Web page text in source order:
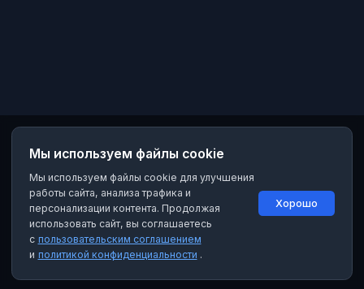
Мы используем файлы cookie
Мы используем файлы cookie для улучшения
работы сайта, анализа трафика и
персонализации контента. Продолжая
использовать сайт, вы соглашаетесь
с пользовательским соглашением
и политикой конфиденциальности .
Хорошо